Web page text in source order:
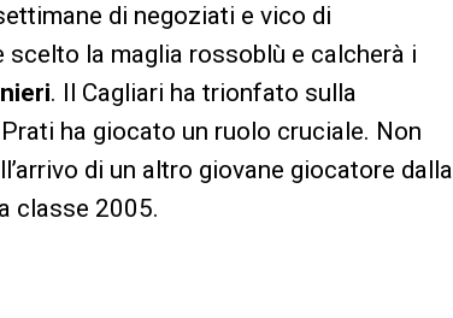
di negoziati e vico di
la maglia rossoblù e calcherà i
. Il Cagliari ha trionfato sulla
ha giocato un ruolo cruciale. Non
di un altro giovane giocatore dalla
classe 2005.